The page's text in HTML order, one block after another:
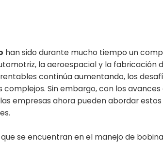
han sido durante mucho tiempo un
la aeroespacial y la fabricación
continúa aumentando, los
complejos. Sin embargo, con los avances
empresas ahora pueden abordar
se encuentran en el manejo de